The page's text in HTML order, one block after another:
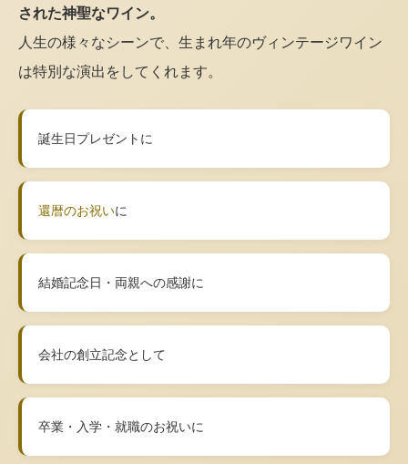
された神聖なワイン。
人生の様々なシーンで、生まれ年のヴィンテージワイン
は特別な演出をしてくれます。
誕生日プレゼントに
還暦のお祝いに
結婚記念日・両親への感謝に
会社の創立記念として
卒業・入学・就職のお祝いに